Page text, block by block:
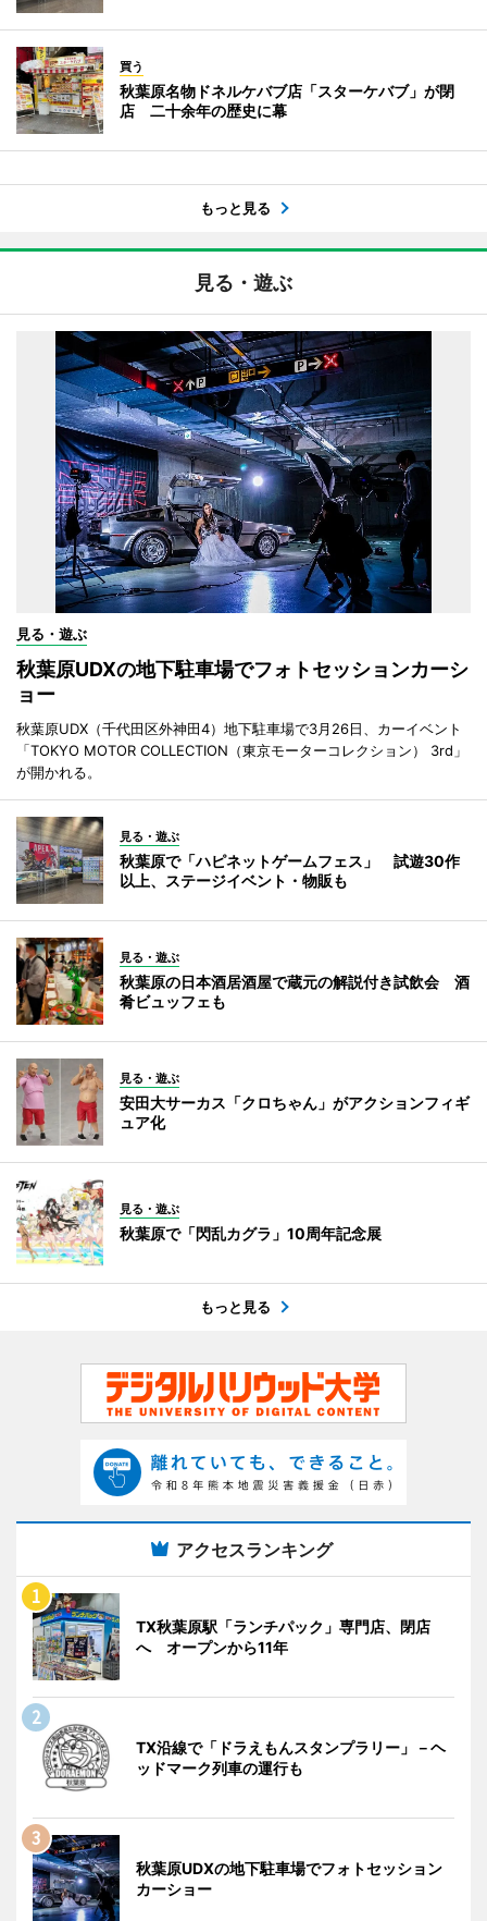
買う
秋葉原名物ドネルケバブ店「スターケバブ」が閉
店 二十余年の歴史に幕
もっと見る
見る・遊ぶ
見る・遊ぶ
秋葉原UDXの地下駐車場でフォトセッションカーシ
ョー
秋葉原UDX（千代田区外神田4）地下駐車場で3月26日、カーイベント
「TOKYO MOTOR COLLECTION（東京モーターコレクション） 3rd」
が開かれる。
見る・遊ぶ
秋葉原で「ハピネットゲームフェス」 試遊30作
以上、ステージイベント・物販も
見る・遊ぶ
秋葉原の日本酒居酒屋で蔵元の解説付き試飲会 酒
肴ビュッフェも
見る・遊ぶ
安田大サーカス「クロちゃん」がアクションフィギ
ュア化
見る・遊ぶ
秋葉原で「閃乱カグラ」10周年記念展
もっと見る
アクセスランキング
TX秋葉原駅「ランチパック」専門店、閉店
へ オープンから11年
TX沿線で「ドラえもんスタンプラリー」－ヘ
ッドマーク列車の運行も
秋葉原UDXの地下駐車場でフォトセッション
カーショー